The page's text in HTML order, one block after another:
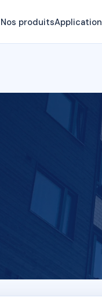
Nos produitsApplication